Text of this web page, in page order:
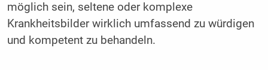
möglich sein, seltene oder komplexe
Krankheitsbilder wirklich umfassend zu würdigen
und kompetent zu behandeln.